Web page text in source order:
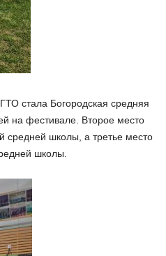
стала Богородская средняя
на фестивале. Второе место
средней школы, а третье место
школы.